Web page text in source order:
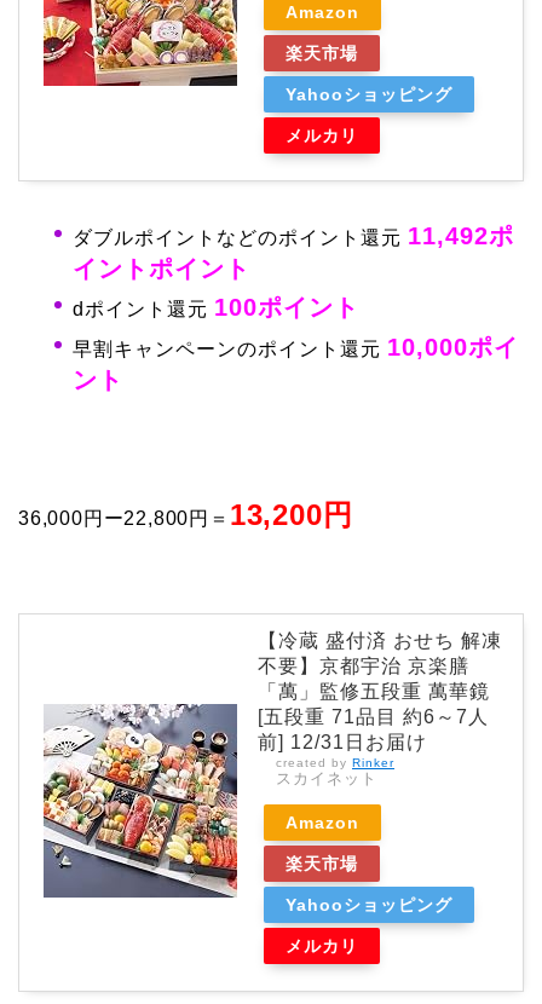
Amazon
楽天市場
Yahooショッピング
メルカリ
ダブルポイントなどのポイント還元 11,492ポ
イントポイント
dポイント還元 100ポイント
早割キャンペーンのポイント還元 10,000ポイ
ント
36,000円ー22,800円＝ 13,200円
【冷蔵 盛付済 おせち 解凍
不要】京都宇治 京楽膳
「萬」監修五段重 萬華鏡
[五段重 71品目 約6～7人
前] 12/31日お届け
created by Rinker
スカイネット
Amazon
楽天市場
Yahooショッピング
メルカリ